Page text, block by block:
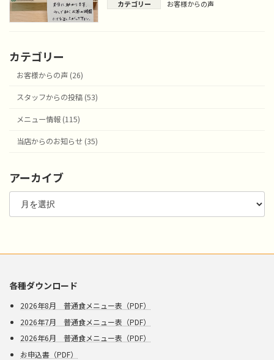
カテゴリー
お客様からの声
カテゴリー
お客様からの声 (26)
スタッフからの投稿 (53)
メニュー情報 (115)
当店からのお知らせ (35)
アーカイブ
ア
カ
各種ダウンロード
2026年8月 普通食メニュー表（PDF）
2026年7月 普通食メニュー表（PDF）
2026年6月 普通食メニュー表（PDF）
お申込書（PDF）